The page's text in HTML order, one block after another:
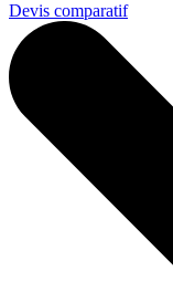
Devis comparatif